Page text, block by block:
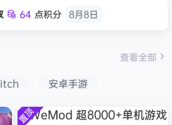
压即玩
Dark
Creed
拟机
n Desert
HYPERVI
SOR）免
安装中文
9：安魂
Requiem
）免安装
64 点积分 8月8日
站
8月7日
站
8月6日
安卓手游
查看全部
置顶